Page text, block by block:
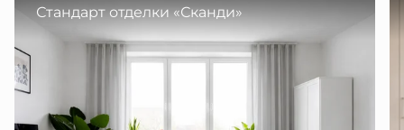
Стандарт отделки «Сканди»